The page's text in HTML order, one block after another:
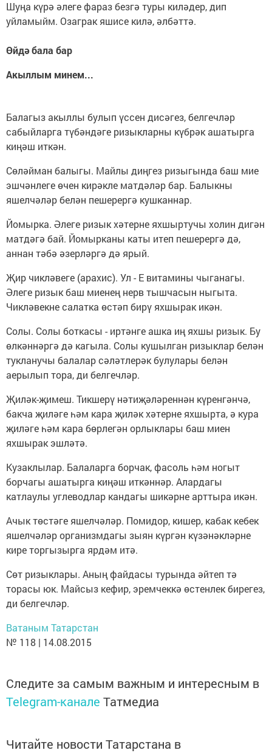
Шуңа күрә әле­ге фараз безгә туры киләдер, дип
уйламыйм. Озаг­рак яшисе килә, әл­бәттә.
Өйдә бала бар
Акыллым минем...
Балагыз акыллы булып үссен дисәгез, белгечләр
сабыйларга түбәндәге ризыкларны күбрәк ашатырга
киңәш иткән.
Сөләйман балыгы. Майлы диңгез ризыгында баш мие
эш­чәнлеге өчен кирәкле матдәләр бар. Балыкны
яшелчәләр белән пешерергә кушканнар.
Йомырка. Әлеге ризык хәтерне яхшыртучы холин дигән
матдәгә бай. Йомырканы каты итеп пешерергә дә,
аннан тәбә әзерләргә дә ярый.
Җир чикләвеге (арахис). Ул - Е витамины чыганагы.
Әле­ге ризык баш миенең нерв тышчасын ныгыта.
Чикләвекне салатка өстәп бирү яхшырак икән.
Солы. Солы боткасы - иртәнге ашка иң яхшы ризык. Бу
өлкәннәргә дә кагыла. Солы кушылган ризыклар белән
тукланучы балалар сәләтлерәк булулары белән
аерылып тора, ди белгечләр.
Җиләк-җимеш. Тикшерү нәтиҗәләреннән күренгәнчә,
бакча җиләге һәм кара җиләк хәтерне яхшырта, ә кура
җиләге һәм кара бөрлегән орлыклары баш миен
яхшырак эшләтә.
Кузаклылар. Балаларга бор­чак, фасоль һәм ногыт
борчагы ашатырга киңәш иткәннәр. Алардагы
катлаулы углеводлар кандагы шикәрне арттыра икән.
Ачык төстәге яшелчәләр. Помидор, кишер, кабак кебек
яшелчәләр организмдагы зыян күргән күзәнәкләрне
кире торгызырга ярдәм итә.
Сөт ризыклары. Аның файдасы турында әйтеп тә
торасы юк. Майсыз кефир, эремчеккә өстенлек бирегез,
ди белгечләр.
Ватаным Татарстан
№ 118 | 14.08.2015
Следите за самым важным и интересным в
Telegram-канале Татмедиа
Читайте новости Татарстана в